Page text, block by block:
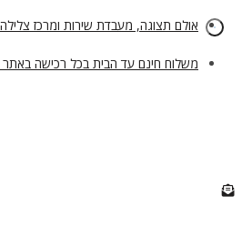
אולם תצוגה, מעבדת שירות ומרכז צלילה:
משלוח חינם עד הבית בכל רכישה באתר מעל 750 ₪ (פרט